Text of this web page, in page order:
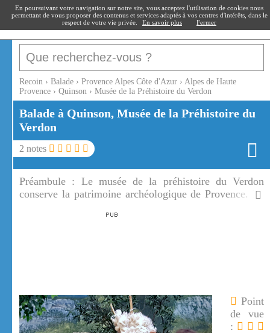
recoin.fr
Recoin › Balade › Provence Alpes Côte d'Azur › Alpes de Haute
Provence › Quinson › Musée de la Préhistoire du Verdon
Balade à Quinson, Musée de la Préhistoire du
Verdon
2 notes
Préambule : Le musée de la préhistoire du Verdon
conserve la patrimoine archéologique de Provence. Le
résultat des fouilles.
Point
de vue
:
En poursuivant votre navigation sur notre site, vous acceptez l'utilisation de cookies nous
permettant de vous proposer des contenus et services adaptés à vos centres d'intérêts, dans le
respect de votre vie privée.
En savoir plus Fermer